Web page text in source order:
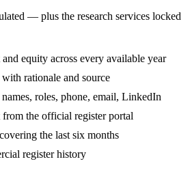
— plus the research services locked
equity across every available year
rationale and source
roles, phone, email, LinkedIn
from the official register portal
the last six months
register history